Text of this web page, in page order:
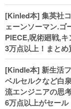
[Kinled本] 集英社
ェーンソーマン.ゴ
PIECE,呪術廻戦,
3万点以上！まとめ
[Kindle本] 新生活
ベルセルクなど白
流エンジニアの思
6万点以上がセール